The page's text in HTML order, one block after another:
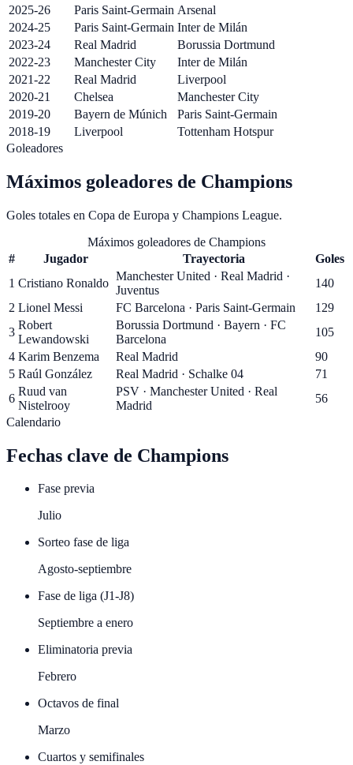
2025-26 Paris Saint-Germain Arsenal
2024-25
Paris Saint-Germain Inter de Milán
2023-24
Real Madrid
Borussia Dortmund
2022-23
Manchester City
Inter de Milán
2021-22
Real Madrid
Liverpool
2020-21
Chelsea
Manchester City
2019-20
Bayern de Múnich
Paris Saint-Germain
2018-19
Liverpool
Tottenham Hotspur
Goleadores
Máximos goleadores de Champions
Goles totales en Copa de Europa y Champions League.
Máximos goleadores de Champions
#
Jugador Trayectoria
Goles
1 Cristiano Ronaldo
Manchester United · Real Madrid ·
Juventus
140
2 Lionel Messi FC Barcelona · Paris Saint-Germain
129
3
Robert
Lewandowski
Borussia Dortmund · Bayern · FC
Barcelona
105
4 Karim Benzema Real Madrid
90
5 Raúl González Real Madrid · Schalke 04
71
6
Ruud van
Nistelrooy
PSV · Manchester United · Real
Madrid
56
Calendario
Fechas clave de Champions
Fase previa
Julio
Sorteo fase de liga
Agosto-septiembre
Fase de liga (J1-J8)
Septiembre a enero
Eliminatoria previa
Febrero
Octavos de final
Marzo
Cuartos y semifinales